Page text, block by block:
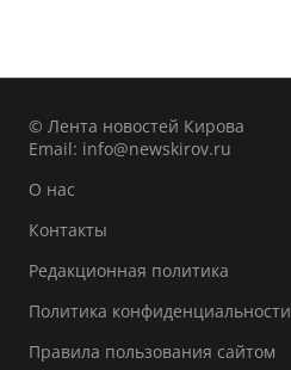
© Лента новостей Кирова
Email: info@newskirov.ru
О нас
Контакты
Редакционная политика
Политика конфиденциальности
Правила пользования сайтом